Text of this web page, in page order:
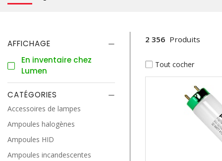
AFFICHAGE
En inventaire chez
Lumen
CATÉGORIES
Accessoires de lampes
Ampoules halogènes
Ampoules HID
Ampoules incandescentes
2 356 Produits
Tout cocher